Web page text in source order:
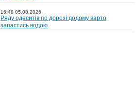
16:48 05.08.2026
Ряду одеситів по дорозі додому варто
запастись водою